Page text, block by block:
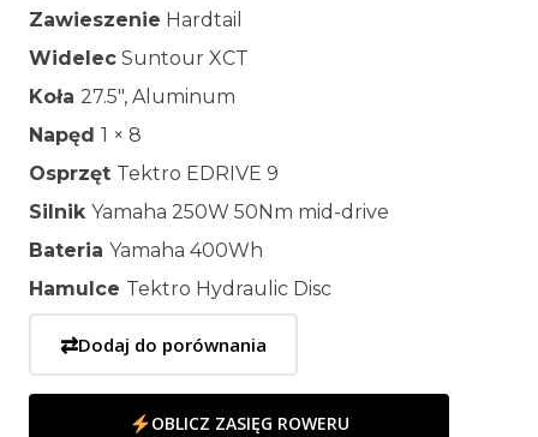
Zawieszenie Hardtail
Widelec Suntour XCT
Koła 27.5″, Aluminum
Napęd 1 × 8
Osprzęt Tektro EDRIVE 9
Silnik Yamaha 250W 50Nm mid-drive
Bateria Yamaha 400Wh
Hamulce Tektro Hydraulic Disc
⇄Dodaj do porównania
OBLICZ ZASIĘG ROWERU